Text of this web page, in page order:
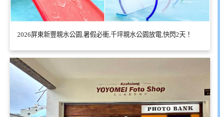
2026屏東新豐親水公園,暑假必衝,千坪親水公園放電,快閃2天！